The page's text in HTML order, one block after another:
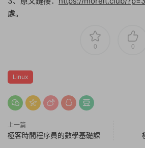
處。
0 0
Linux
上一篇
極客時間程序員的數學基礎課